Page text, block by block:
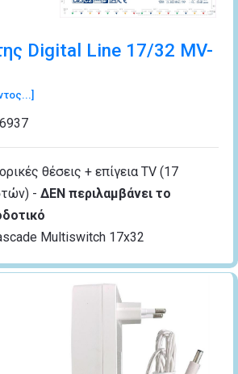
Digital Line 17/32 MV-
θέσεις + επίγεια TV (17
- ΔΕΝ περιλαμβάνει το
Multiswitch 17x32